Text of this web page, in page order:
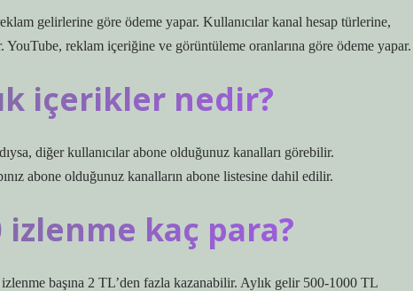
gelirlerine göre ödeme yapar. Kullanıcılar kanal hesap türlerine,
reklam içeriğine ve görüntüleme oranlarına göre ödeme yapar.
içerikler nedir?
diğer kullanıcılar abone olduğunuz kanalları görebilir.
abone olduğunuz kanalların abone listesine dahil edilir.
izlenme kaç para?
başına 2 TL’den fazla kazanabilir. Aylık gelir 500-1000 TL